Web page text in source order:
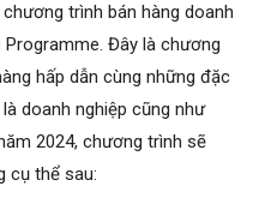
trình bán hàng doanh
Đây là chương
hấp dẫn cùng những đặc
doanh nghiệp cũng như
2024, chương trình sẽ
cụ thể sau: